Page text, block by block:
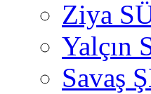
Ziya
Yalçın
Savaş